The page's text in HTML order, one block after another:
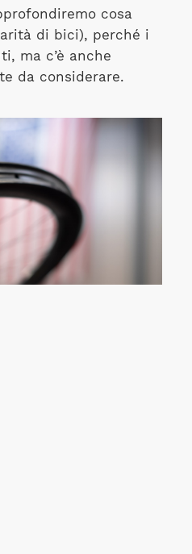
cosa
di bici), perché i
ma c’è anche
da considerare.